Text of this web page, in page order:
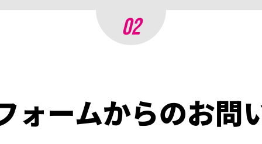
02
ォームからのお問